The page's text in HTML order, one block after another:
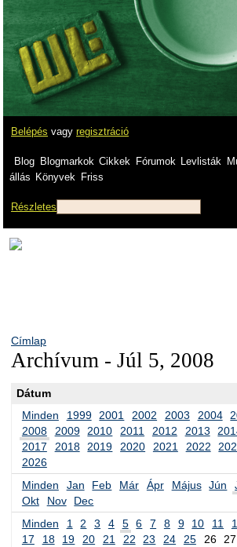
Belépés vagy regisztráció
Blog Blogmarkok Cikkek Fórumok Levlisták
állás Könyvek Friss
Részletes
Címlap
Archívum - Júl 5, 2008
Dátum
Minden
1999 2001 2002 2003 2004
2008
2009 2010 2011 2012 2013
2017
2018 2019 2020 2021 2022
2026
Minden
Jan Feb Már Ápr Május Jún
Okt
Nov
Dec
Minden
1 2 3 4 5 6 7 8 9 10 11
17
18 19 20 21 22 23 24 25 26 27